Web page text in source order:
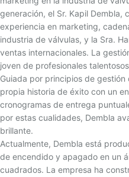
generación, el Sr. Kapil Dembla,
experiencia en marketing,
industria de válvulas, y la Sra.
ventas internacionales. La
joven de profesionales
Guiada por principios de
propia historia de éxito con un
cronogramas de entrega
por estas cualidades, Dembla
brillante.
Actualmente, Dembla está
de encendido y apagado en un
cuadrados. La empresa ha